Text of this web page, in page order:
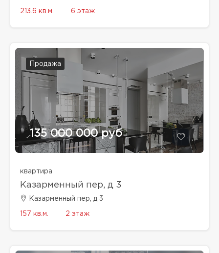
213.6 кв.м. 6 этаж
Продажа
135 000 000 руб
квартира
Казарменный пер, д 3
Казарменный пер, д 3
157 кв.м. 2 этаж